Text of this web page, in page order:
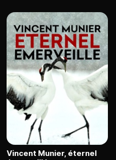
Vincent Munier, éternel